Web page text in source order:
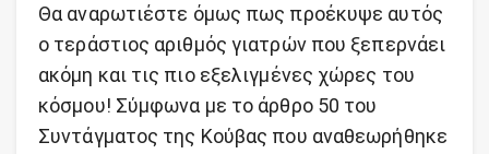
Θα αναρωτιέστε όμως πως προέκυψε αυτός
ο τεράστιος αριθμός γιατρών που ξεπερνάει
ακόμη και τις πιο εξελιγμένες χώρες του
κόσμου! Σύμφωνα με το άρθρο 50 του
Συντάγματος της Κούβας που αναθεωρήθηκε